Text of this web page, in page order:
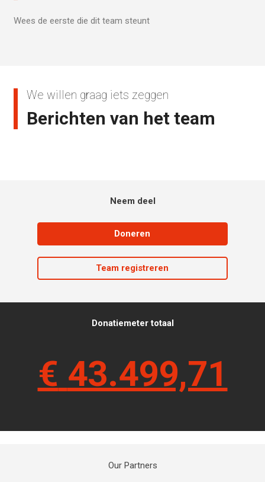
Wees de eerste die dit team steunt
We willen graag iets zeggen
Berichten van het team
Neem deel
Doneren
Team registreren
Donatiemeter totaal
€ 43.499,71
Our Partners